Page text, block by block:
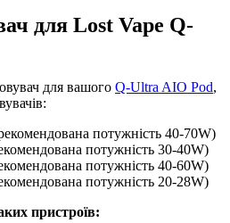
для Lost Vape Q-
для вашого Q-Ultra AIO Pod,
потужність 40-70W)
потужність 30-40W)
потужність 40-60W)
потужність 20-28W)
пристроїв: